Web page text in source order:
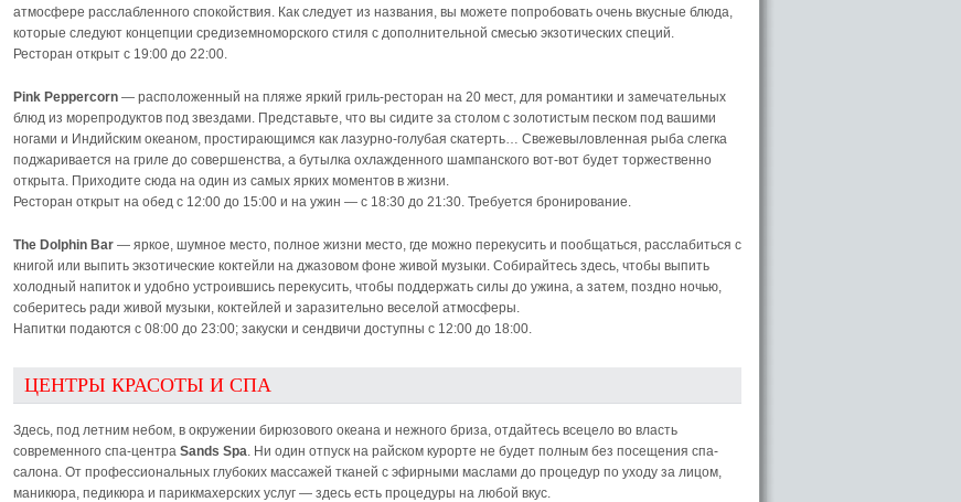
атмосфере расслабленного спокойствия. Как следует из названия, вы можете попробовать очень вкусные блюда,
которые следуют концепции средиземноморского стиля с дополнительной смесью экзотических специй.
Ресторан открыт с 19:00 до 22:00.
Pink Peppercorn — расположенный на пляже яркий гриль-ресторан на 20 мест, для романтики и замечательных
блюд из морепродуктов под звездами. Представьте, что вы сидите за столом с золотистым песком под вашими
ногами и Индийским океаном, простирающимся как лазурно-голубая скатерть… Свежевыловленная рыба слегка
поджаривается на гриле до совершенства, а бутылка охлажденного шампанского вот-вот будет торжественно
открыта. Приходите сюда на один из самых ярких моментов в жизни.
Ресторан открыт на обед с 12:00 до 15:00 и на ужин — с 18:30 до 21:30. Требуется бронирование.
The Dolphin Bar — яркое, шумное место, полное жизни место, где можно перекусить и пообщаться, расслабиться с
книгой или выпить экзотические коктейли на джазовом фоне живой музыки. Собирайтесь здесь, чтобы выпить
холодный напиток и удобно устроившись перекусить, чтобы поддержать силы до ужина, а затем, поздно ночью,
соберитесь ради живой музыки, коктейлей и заразительно веселой атмосферы.
Напитки подаются с 08:00 до 23:00; закуски и сендвичи доступны с 12:00 до 18:00.
ЦЕНТРЫ КРАСОТЫ И СПА
Здесь, под летним небом, в окружении бирюзового океана и нежного бриза, отдайтесь всецело во власть
современного спа-центра Sands Spa. Ни один отпуск на райском курорте не будет полным без посещения спа-
салона. От профессиональных глубоких массажей тканей с эфирными маслами до процедур по уходу за лицом,
маникюра, педикюра и парикмахерских услуг — здесь есть процедуры на любой вкус.